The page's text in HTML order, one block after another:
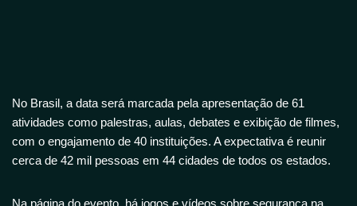
No Brasil, a data será marcada pela apresentação de 61
atividades como palestras, aulas, debates e exibição de filmes,
com o engajamento de 40 instituições. A expectativa é reunir
cerca de 42 mil pessoas em 44 cidades de todos os estados.
Na página do evento, há jogos e vídeos sobre segurança na